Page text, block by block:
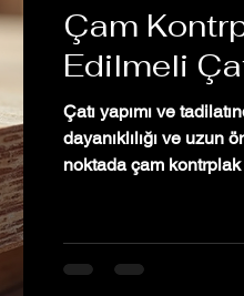
Çam
Edilmeli
Çatı yapımı ve
dayanıklılığı ve uzun
noktada çam
sağlamlığı ve çevre
yapımında ve